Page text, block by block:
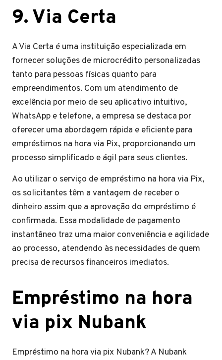
9. Via Certa
A Via Certa é uma instituição especializada em
fornecer soluções de microcrédito personalizadas
tanto para pessoas físicas quanto para
empreendimentos. Com um atendimento de
excelência por meio de seu aplicativo intuitivo,
WhatsApp e telefone, a empresa se destaca por
oferecer uma abordagem rápida e eficiente para
empréstimos na hora via Pix, proporcionando um
processo simplificado e ágil para seus clientes.
Ao utilizar o serviço de empréstimo na hora via Pix,
os solicitantes têm a vantagem de receber o
dinheiro assim que a aprovação do empréstimo é
confirmada. Essa modalidade de pagamento
instantâneo traz uma maior conveniência e agilidade
ao processo, atendendo às necessidades de quem
precisa de recursos financeiros imediatos.
Empréstimo na hora
via pix Nubank
Empréstimo na hora via pix Nubank? A Nubank